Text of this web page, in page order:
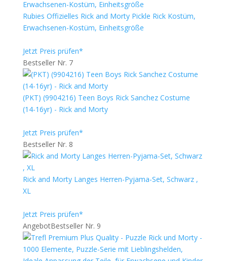
Rubies Offizielles Rick and Morty Pickle Rick Kostüm,
Erwachsenen-Kostüm, Einheitsgröße
Jetzt Preis prüfen*
Bestseller Nr. 7
(PKT) (9904216) Teen Boys Rick Sanchez Costume
(14-16yr) - Rick and Morty
Jetzt Preis prüfen*
Bestseller Nr. 8
Rick and Morty Langes Herren-Pyjama-Set, Schwarz ,
XL
Jetzt Preis prüfen*
AngebotBestseller Nr. 9